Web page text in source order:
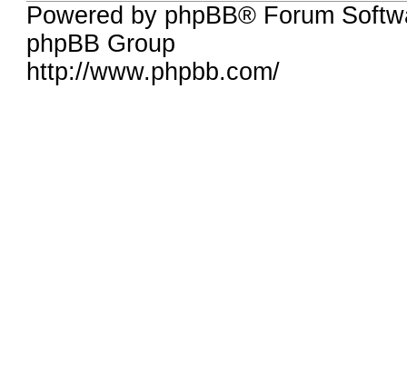
Powered by phpBB® Forum
phpBB Group
http://www.phpbb.com/